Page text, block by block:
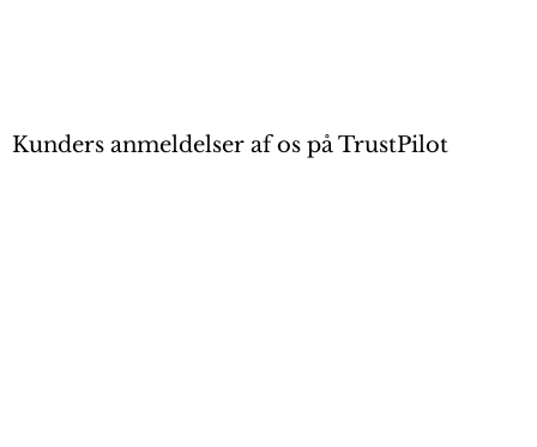
Kunders anmeldelser af os på TrustPilot